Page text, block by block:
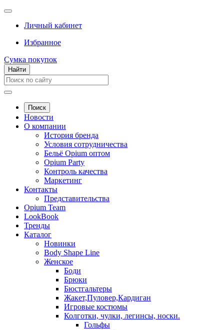
Личный кабинет
Избранное
Сумка покупок
Найти
Поиск
Новости
О компании
История бренда
Условия сотрудничества
Бельё Opium оптом
Opium Party
Контроль качества
Маркетинг
Контакты
Представительства
Opium Team
LookBook
Тренды
Каталог
Новинки
Body Shape Line
Женское
Боди
Брюки
Бюстгальтеры
Жакет,Пуловер,Кардиган
Игровые костюмы
Колготки, чулки, легинсы, носки.
Гольфы